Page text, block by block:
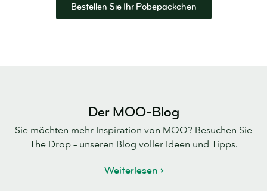
Bestellen Sie Ihr Pobepäckchen
Der MOO-Blog
Sie möchten mehr Inspiration von MOO? Besuchen Sie
The Drop – unseren Blog voller Ideen und Tipps.
Weiterlesen